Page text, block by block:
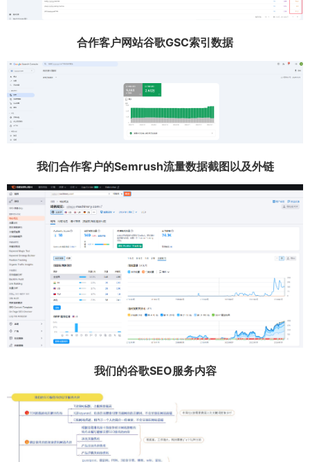
合作客户网站谷歌GSC索引数据
我们合作客户的Semrush流量数据截图以及外链
我们的谷歌SEO服务内容